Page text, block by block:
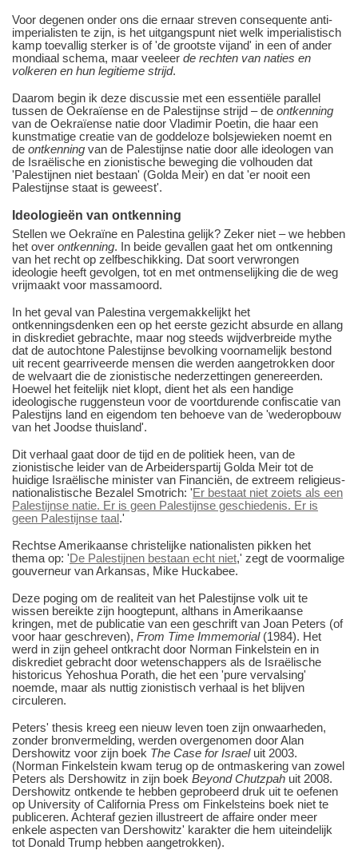
Voor degenen onder ons die ernaar streven consequente anti-
imperialisten te zijn, is het uitgangspunt niet welk imperialistisch
kamp toevallig sterker is of 'de grootste vijand' in een of ander
mondiaal schema, maar veeleer de rechten van naties en
volkeren en hun legitieme strijd.
Daarom begin ik deze discussie met een essentiële parallel
tussen de Oekraïense en de Palestijnse strijd ‒ de ontkenning
van de Oekraïense natie door Vladimir Poetin, die haar een
kunstmatige creatie van de goddeloze bolsjewieken noemt en
de ontkenning van de Palestijnse natie door alle ideologen van
de Israëlische en zionistische beweging die volhouden dat
'Palestijnen niet bestaan' (Golda Meir) en dat 'er nooit een
Palestijnse staat is geweest'.
Ideologieën van ontkenning
Stellen we Oekraïne en Palestina gelijk? Zeker niet ‒ we hebben
het over ontkenning. In beide gevallen gaat het om ontkenning
van het recht op zelfbeschikking. Dat soort verwrongen
ideologie heeft gevolgen, tot en met ontmenselijking die de weg
vrijmaakt voor massamoord.
In het geval van Palestina vergemakkelijkt het
ontkenningsdenken een op het eerste gezicht absurde en allang
in diskrediet gebrachte, maar nog steeds wijdverbreide mythe
dat de autochtone Palestijnse bevolking voornamelijk bestond
uit recent gearriveerde mensen die werden aangetrokken door
de welvaart die de zionistische nederzettingen genereerden.
Hoewel het feitelijk niet klopt, dient het als een handige
ideologische ruggensteun voor de voortdurende confiscatie van
Palestijns land en eigendom ten behoeve van de 'wederopbouw
van het Joodse thuisland'.
Dit verhaal gaat door de tijd en de politiek heen, van de
zionistische leider van de Arbeiderspartij Golda Meir tot de
huidige Israëlische minister van Financiën, de extreem religieus-
nationalistische Bezalel Smotrich: 'Er bestaat niet zoiets als een
Palestijnse natie. Er is geen Palestijnse geschiedenis. Er is
geen Palestijnse taal.'
Rechtse Amerikaanse christelijke nationalisten pikken het
thema op: 'De Palestijnen bestaan echt niet,' zegt de voormalige
gouverneur van Arkansas, Mike Huckabee.
Deze poging om de realiteit van het Palestijnse volk uit te
wissen bereikte zijn hoogtepunt, althans in Amerikaanse
kringen, met de publicatie van een geschrift van Joan Peters (of
voor haar geschreven), From Time Immemorial(1984). Het
werd in zijn geheel ontkracht door Norman Finkelstein en in
diskrediet gebracht door wetenschappers als de Israëlische
historicus Yehoshua Porath, die het een 'pure vervalsing'
noemde, maar als nuttig zionistisch verhaal is het blijven
circuleren.
Peters' thesis kreeg een nieuw leven toen zijn onwaarheden,
zonder bronvermelding, werden overgenomen door Alan
Dershowitz voor zijn boek The Case for Israeluit 2003.
(Norman Finkelstein kwam terug op de ontmaskering van zowel
Peters als Dershowitz in zijn boek Beyond Chutzpah uit 2008.
Dershowitz ontkende te hebben geprobeerd druk uit te oefenen
op University of California Press om Finkelsteins boek niet te
publiceren. Achteraf gezien illustreert de affaire onder meer
enkele aspecten van Dershowitz' karakter die hem uiteindelijk
tot Donald Trump hebben aangetrokken).